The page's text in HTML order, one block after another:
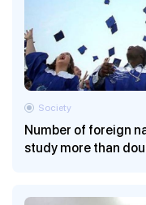
Number of foreign
study more than
Society